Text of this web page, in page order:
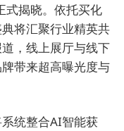
式揭晓。依托买化
将汇聚行业精英共
，线上展厅与线下
带来超高曝光度与
统整合AI智能获